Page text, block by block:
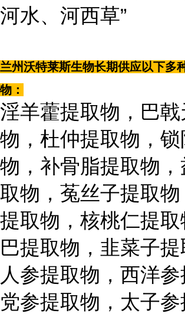
河水、河西草”
兰州沃特莱斯生物长期供应以下多
物：
淫羊藿提取物，巴戟
物，杜仲提取物，锁
物，补骨脂提取物，
取物，菟丝子提取
提取物，核桃仁提
巴提取物，韭菜子
人参提取物，西洋参
党参提取物，太子参